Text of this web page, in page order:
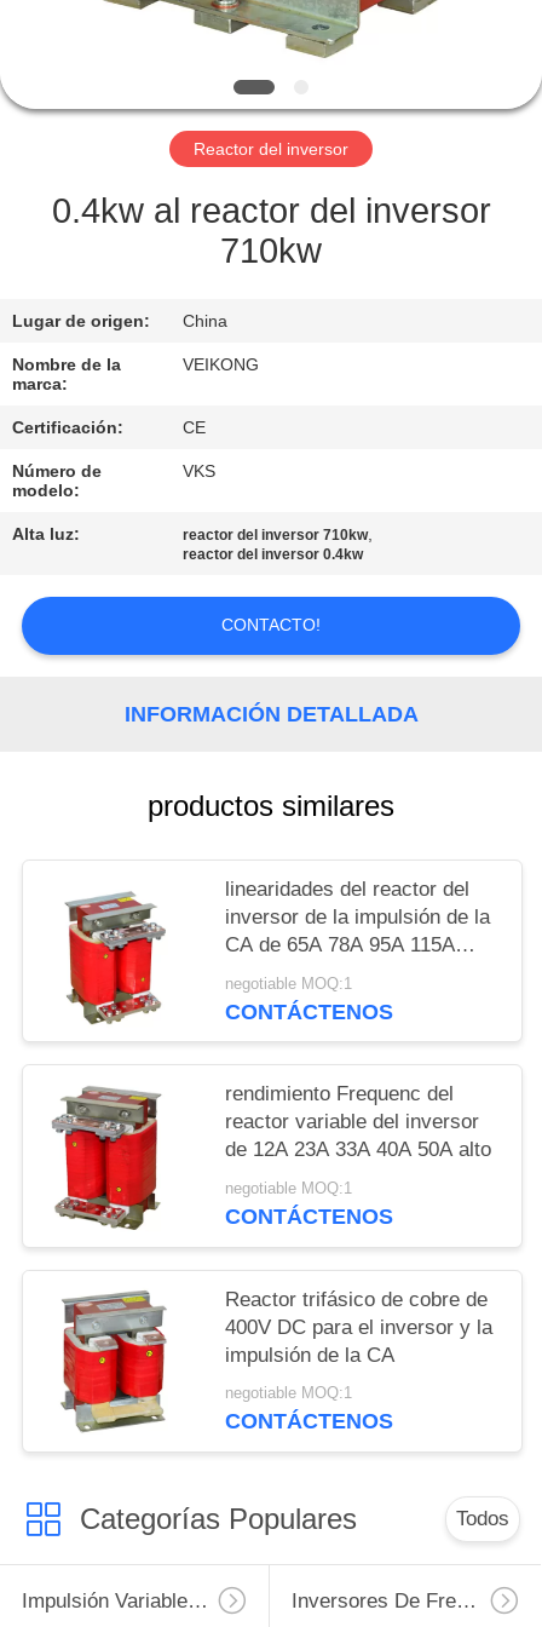
CONTROL
CALIDAD
SOLICITAR
UNA
COTIZACIÓN
SITIO
POLÍTICAS
Reactor del inversor
0.4kw al reactor del inversor
710kw
Lugar de origen: China
Nombre de la
marca:
VEIKONG
Certificación: CE
Número de
modelo:
VKS
Alta luz: reactor del inversor 710kw,
reactor del inversor 0.4kw
CONTACTO!
INFORMACIÓN DETALLADA
productos similares
linearidades del reactor del
inversor de la impulsión de la
CA de 65A 78A 95A 115A
altas
negotiable MOQ:1
CONTÁCTENOS
rendimiento Frequenc del
reactor variable del inversor
de 12A 23A 33A 40A 50A alto
negotiable MOQ:1
CONTÁCTENOS
Reactor trifásico de cobre de
400V DC para el inversor y la
impulsión de la CA
negotiable MOQ:1
CONTÁCTENOS
Categorías Populares Todos
Impulsión Variable De La Frecuencia De VFD Inversores De Frecuencia Variable